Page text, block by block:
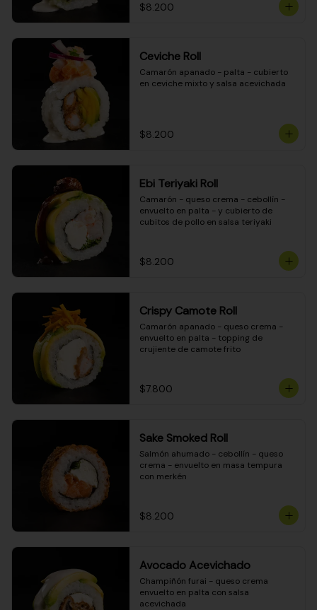
$8.200
Ceviche Roll
Camarón apanado - palta - cubierto
en ceviche mixto y salsa acevichada
$8.200
Ebi Teriyaki Roll
Camarón - queso crema - cebollín -
envuelto en palta - y cubierto de
cubitos de pollo en salsa teriyaki
$8.200
Crispy Camote Roll
Camarón apanado - queso crema -
envuelto en palta - topping de
crujiente de camote frito
$7.800
Sake Smoked Roll
Salmón ahumado - cebollín - queso
crema - envuelto en masa tempura
con merkén
$8.200
Avocado Acevichado
Champiñón furai - queso crema
envuelto en palta con salsa
acevichada